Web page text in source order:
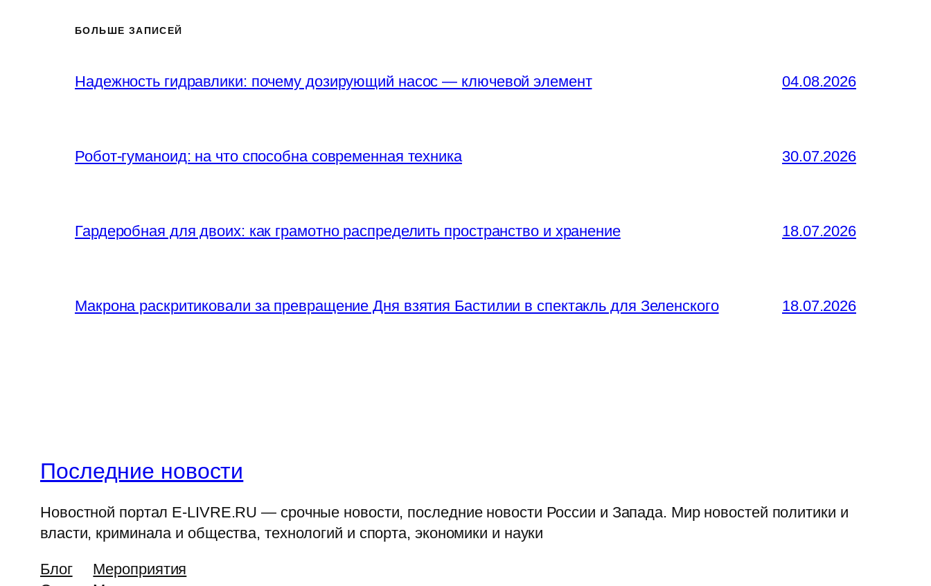
БОЛЬШЕ ЗАПИСЕЙ
Надежность гидравлики: почему дозирующий насос — ключевой элемент 04.08.2026
Робот-гуманоид: на что способна современная техника 30.07.2026
Гардеробная для двоих: как грамотно распределить пространство и хранение 18.07.2026
Макрона раскритиковали за превращение Дня взятия Бастилии в спектакль для Зеленского 18.07.2026
Последние новости
Новостной портал E-LIVRE.RU — срочные новости, последние новости России и Запада. Мир новостей политики и
власти, криминала и общества, технологий и спорта, экономики и науки
Блог
Мероприятия